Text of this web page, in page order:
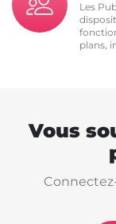
Les
plans,
Vous